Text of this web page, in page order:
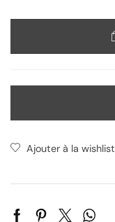
Ajouter à la wishlist